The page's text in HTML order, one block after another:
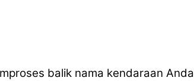
balik nama kendaraan Anda